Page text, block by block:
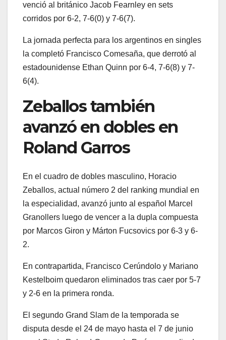
venció al británico Jacob Fearnley en sets
corridos por 6-2, 7-6(0) y 7-6(7).
La jornada perfecta para los argentinos en singles
la completó Francisco Comesaña, que derrotó al
estadounidense Ethan Quinn por 6-4, 7-6(8) y 7-
6(4).
Zeballos también
avanzó en dobles en
Roland Garros
En el cuadro de dobles masculino, Horacio
Zeballos, actual número 2 del ranking mundial en
la especialidad, avanzó junto al español Marcel
Granollers luego de vencer a la dupla compuesta
por Marcos Giron y Márton Fucsovics por 6-3 y 6-
2.
En contrapartida, Francisco Cerúndolo y Mariano
Kestelboim quedaron eliminados tras caer por 5-7
y 2-6 en la primera ronda.
El segundo Grand Slam de la temporada se
disputa desde el 24 de mayo hasta el 7 de junio